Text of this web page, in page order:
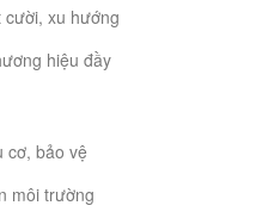
cười, xu hướng
hiệu đầy
cơ, bảo vệ
môi trường